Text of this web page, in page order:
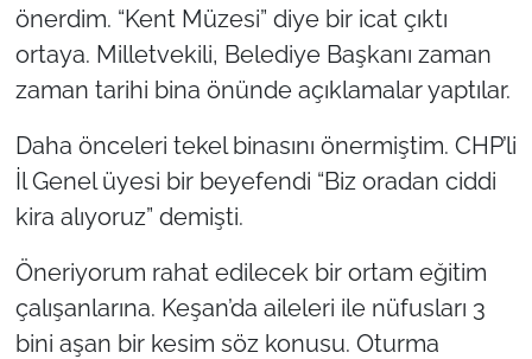
önerdim. “Kent Müzesi” diye bir icat çıktı
ortaya. Milletvekili, Belediye Başkanı zaman
zaman tarihi bina önünde açıklamalar yaptılar.
Daha önceleri tekel binasını önermiştim. CHP’li
İl Genel üyesi bir beyefendi “Biz oradan ciddi
kira alıyoruz” demişti.
Öneriyorum rahat edilecek bir ortam eğitim
çalışanlarına. Keşan’da aileleri ile nüfusları 3
bini aşan bir kesim söz konusu. Oturma
TÜRKİYE
Bölge
Güvenlik
Genel
Flaş Haber